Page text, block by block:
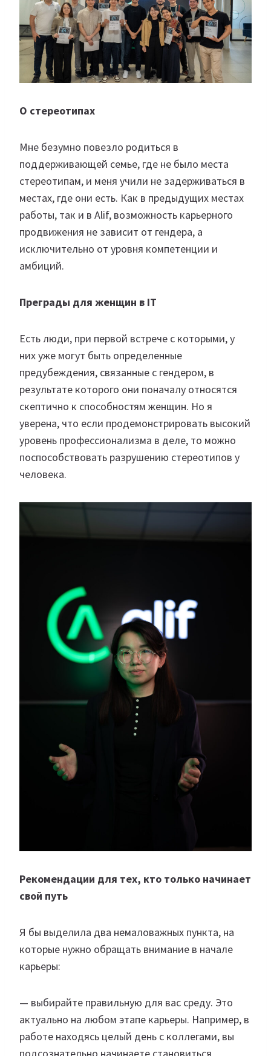
О стереотипах
Мне безумно повезло родиться в
поддерживающей семье, где не было места
стереотипам, и меня учили не задерживаться в
местах, где они есть. Как в предыдущих местах
работы, так и в Alif, возможность карьерного
продвижения не зависит от гендера, а
исключительно от уровня компетенции и
амбиций.
Преграды для женщин в IT
Есть люди, при первой встрече с которыми, у
них уже могут быть определенные
предубеждения, связанные с гендером, в
результате которого они поначалу относятся
скептично к способностям женщин. Но я
уверена, что если продемонстрировать высокий
уровень профессионализма в деле, то можно
поспособствовать разрушению стереотипов у
человека.
Рекомендации для тех, кто только начинает
свой путь
Я бы выделила два немаловажных пункта, на
которые нужно обращать внимание в начале
карьеры:
— выбирайте правильную для вас среду. Это
актуально на любом этапе карьеры. Например, в
работе находясь целый день с коллегами, вы